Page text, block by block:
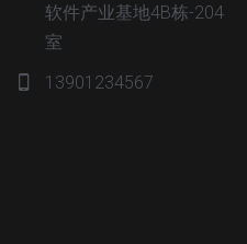
软件产业基地4B栋-204
室
13901234567